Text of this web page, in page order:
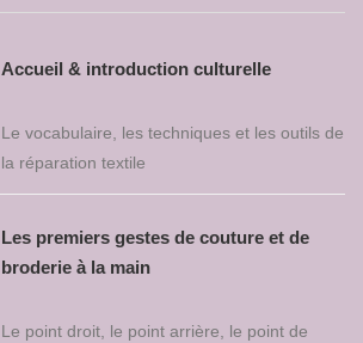
Accueil & introduction culturelle
Le vocabulaire, les techniques et les outils de
la réparation textile
Les premiers gestes de couture et de
broderie à la main
Le point droit, le point arrière, le point de